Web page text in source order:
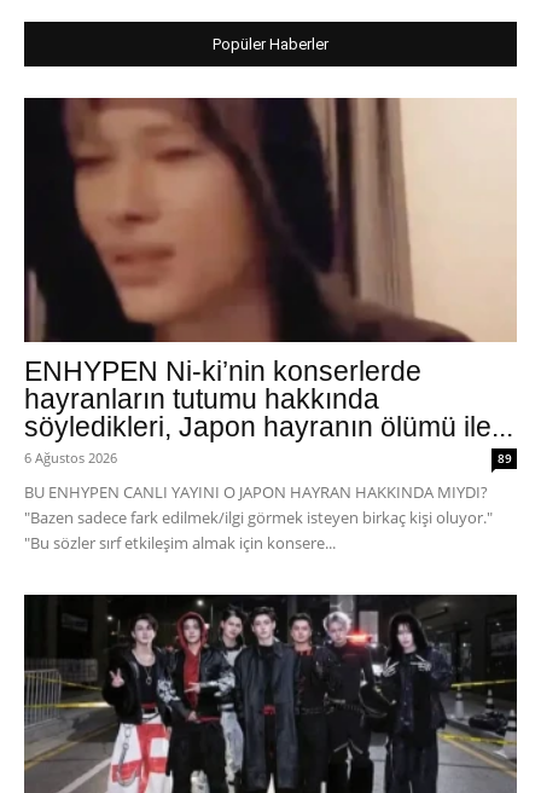
Popüler Haberler
ENHYPEN Ni-ki’nin konserlerde
hayranların tutumu hakkında
söyledikleri, Japon hayranın ölümü ile...
6 Ağustos 2026 89
BU ENHYPEN CANLI YAYINI O JAPON HAYRAN HAKKINDA MIYDI?
"Bazen sadece fark edilmek/ilgi görmek isteyen birkaç kişi oluyor."
"Bu sözler sırf etkileşim almak için konsere...